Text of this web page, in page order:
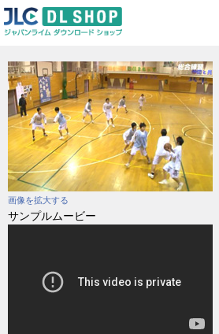
画像を拡大する
サンプルムービー